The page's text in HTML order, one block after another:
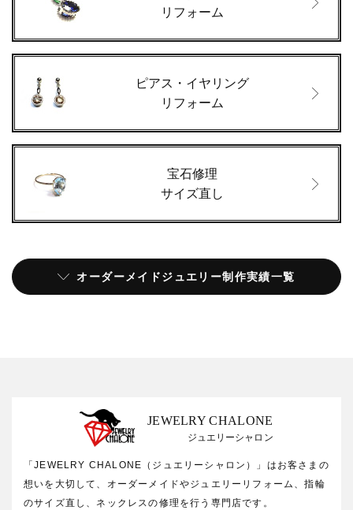
リフォーム
ピアス・イヤリング
リフォーム
宝石修理
サイズ直し
オーダーメイドジュエリー制作実績一覧
JEWELRY CHALONE
ジュエリーシャロン
「JEWELRY CHALONE（ジュエリーシャロン）」はお客さまの
想いを大切して、オーダーメイドやジュエリーリフォーム、指輪
のサイズ直し、ネックレスの修理を行う専門店です。